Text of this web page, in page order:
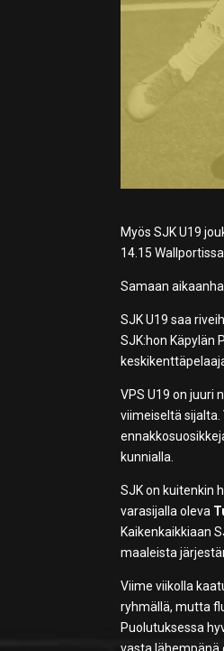
Myös SJK U19
14.15
Samaan
SJK U19 saa
SJK:hon Käpylän
VPS U19 on juuri
viimeiseltä
kunnialla.
SJK on kuitenkin
varasijalla oleva
Kaikenkaikkiaan
maaleista
Viime viikolla
ryhmällä, mutta
Puolutuksessa